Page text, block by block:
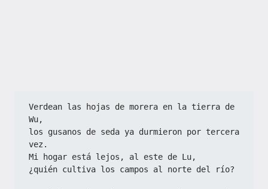
Verdean las hojas de morera en la tierra de
Wu,
los gusanos de seda ya durmieron por tercera
vez.
Mi hogar está lejos, al este de Lu,
¿quién cultiva los campos al norte del río?